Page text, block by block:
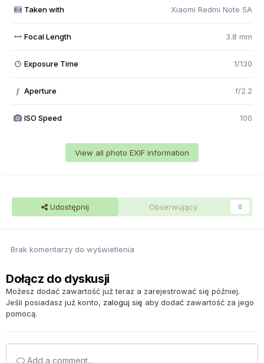
Taken with Xiaomi Redmi Note 5A
Focal Length 3.8 mm
Exposure Time 1/130
f Aperture f/2.2
ISO Speed 100
View all photo EXIF information
Udostępnij Obserwujący 0
Brak komentarzy do wyświetlenia
Dołącz do dyskusji
Możesz dodać zawartość już teraz a zarejestrować się później.
Jeśli posiadasz już konto, zaloguj się aby dodać zawartość za jego
pomocą.
Add a comment...